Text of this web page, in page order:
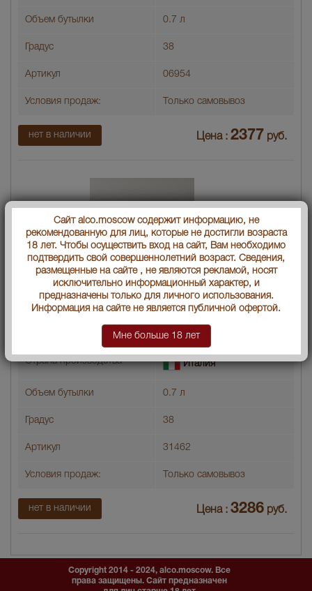
Объем бутылки 0.7 л
Градус 38
Артикул 06954
Условия продаж: Только самовывоз
нет в наличии Цена : 2377 руб.
Граппа Fantinel Refosco Barrique
Страна производства Италия
Объем бутылки 0.7 л
Градус 38
Артикул 31462
Условия продаж: Только самовывоз
нет в наличии Цена : 3286 руб.
Copyright 2014 - 2024, alco.moscow. Все
права защищены. Сайт предназначен
Сайт alco.moscow содержит информацию, не
рекомендованную для лиц, которые не достигли возраста
18 лет. Чтобы осуществить вход на сайт, Вам необходимо
подтвердить свой совершеннолетний возраст. Сведения,
размещенные на сайте , не являются рекламой, носят
исключительно информационный характер, и
предназначены только для личного использования.
Информация на сайте не является публичной офертой.
Мне больше 18 лет